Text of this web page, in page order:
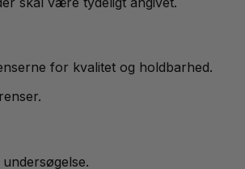
for kvalitet og holdbarhed.